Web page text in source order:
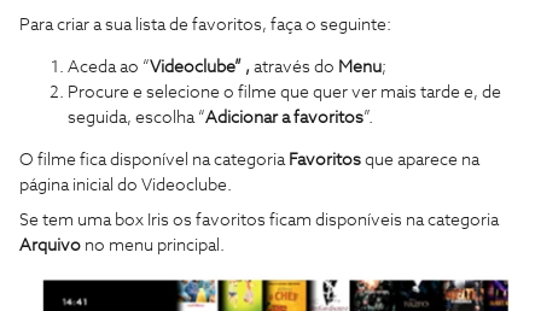
Para criar a sua lista de favoritos, faça o seguinte:
Aceda ao “Videoclube” , através do Menu;
Procure e selecione o filme que quer ver mais tarde e, de
seguida, escolha “Adicionar a favoritos”.
O filme fica disponível na categoria Favoritos que aparece na
página inicial do Videoclube.
Se tem uma box Iris os favoritos ficam disponíveis na categoria
Arquivo no menu principal.